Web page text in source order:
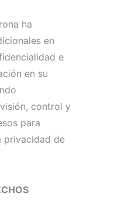
ha
en
e
en su
control y
para
privacidad de